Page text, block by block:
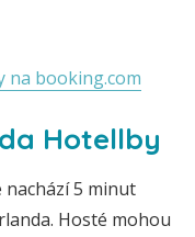
na booking.com
Hotellby
nachází 5 minut
Hosté mohou